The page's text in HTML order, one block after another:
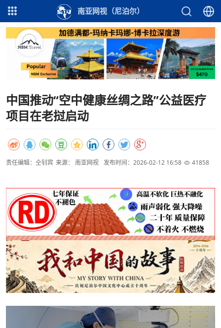
南亚网视（尼泊尔）
中国推动“空中健康丝绸之路”公益医疗
项目在老挝启动
责任编辑：仝钊宾 来源： 南亚网视 发布时间：2026-02-12 16:58 41858